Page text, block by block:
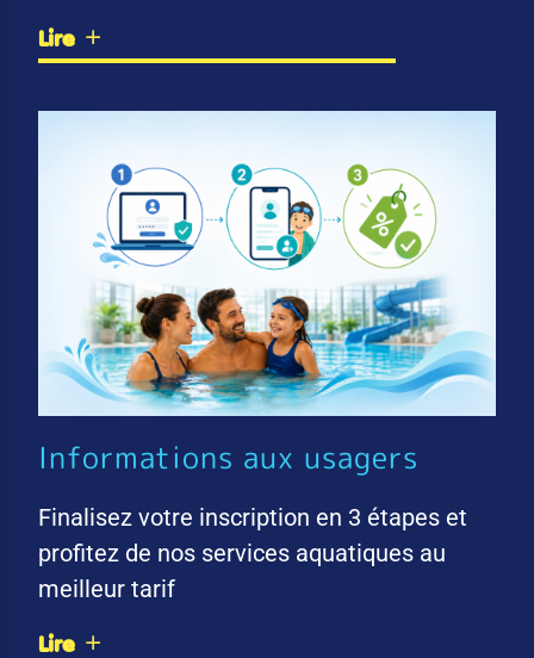
Lire
Informations aux usagers
Finalisez votre inscription en 3 étapes et
profitez de nos services aquatiques au
meilleur tarif
Lire